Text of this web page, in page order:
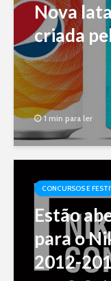
Nova
criada
1 min para ler
CONCURSOS E
Estão
para o
2012-